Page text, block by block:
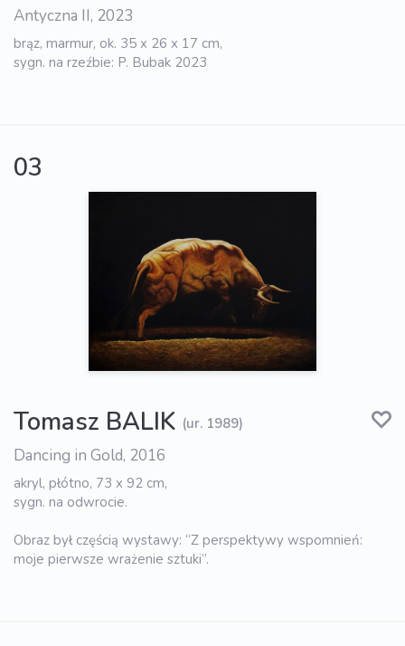
Antyczna II, 2023
brąz, marmur, ok. 35 x 26 x 17 cm,
sygn. na rzeźbie: P. Bubak 2023
03
Tomasz BALIK (ur. 1989)
Dancing in Gold, 2016
akryl, płótno, 73 x 92 cm,
sygn. na odwrocie.
Obraz był częścią wystawy: “Z perspektywy wspomnień:
moje pierwsze wrażenie sztuki”.